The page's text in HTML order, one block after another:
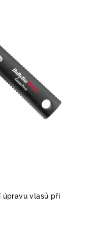
úpravu vlasů při